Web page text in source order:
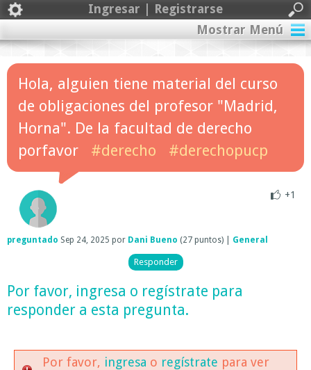
Ingresar | Registrarse
Mostrar Menú
Hola, alguien tiene material del curso
de obligaciones del profesor "Madrid,
Horna". De la facultad de derecho
porfavor
#derecho #derechopucp
+1
preguntado Sep 24, 2025 por Dani Bueno (27 puntos) General
Por favor, ingresa o regístrate para
responder a esta pregunta.
Por favor, ingresa o regístrate para ver